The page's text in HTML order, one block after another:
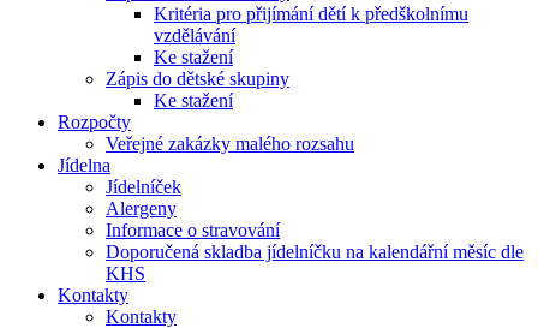
Kritéria pro přijímání dětí k předškolnímu
vzdělávání
Ke stažení
Zápis do dětské skupiny
Ke stažení
Rozpočty
Veřejné zakázky malého rozsahu
Jídelna
Jídelníček
Alergeny
Informace o stravování
Doporučená skladba jídelníčku na kalendářní měsíc dle
KHS
Kontakty
Kontakty